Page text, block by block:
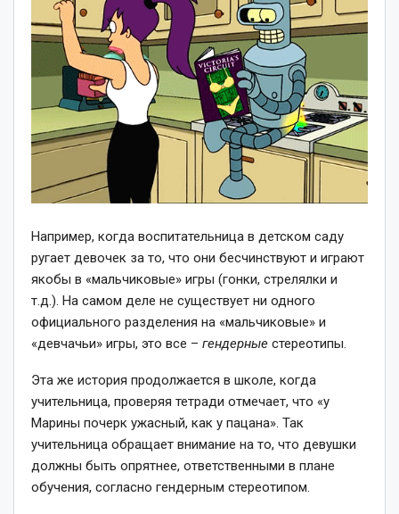
Например, когда воспитательница в детском саду
ругает девочек за то, что они бесчинствуют и играют
якобы в «мальчиковые» игры (гонки, стрелялки и
т.д.). На самом деле не существует ни одного
официального разделения на «мальчиковые» и
«девчачьи» игры, это все – гендерные стереотипы.
Эта же история продолжается в школе, когда
учительница, проверяя тетради отмечает, что «у
Марины почерк ужасный, как у пацана». Так
учительница обращает внимание на то, что девушки
должны быть опрятнее, ответственными в плане
обучения, согласно гендерным стереотипом.